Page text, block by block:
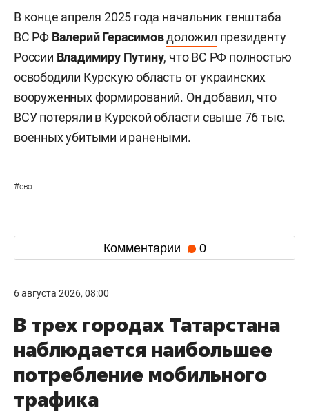
В конце апреля 2025 года начальник генштаба
ВС РФ Валерий Герасимовдоложил президенту
России Владимиру Путину, что ВС РФ полностью
освободили Курскую область от украинских
вооруженных формирований. Он добавил, что
ВСУ потеряли в Курской области свыше 76 тыс.
военных убитыми и ранеными.
#сво
Комментарии 0
6 августа 2026, 08:00
В трех городах Татарстана
наблюдается наибольшее
потребление мобильного
трафика